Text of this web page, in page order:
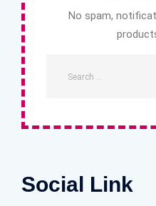
No spam,
Social Link